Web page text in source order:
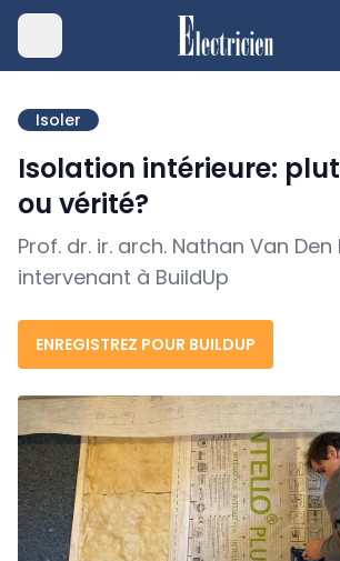
Isoler
Isolation intérieure:
ou vérité?
Prof. dr. ir. arch. Nathan Van Den
intervenant à BuildUp
ENREGISTREZ POUR BUILDUP